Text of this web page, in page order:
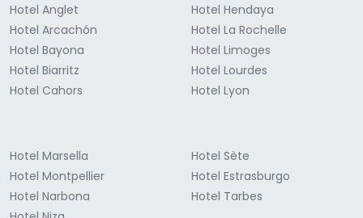
Hotel Anglet
Hotel Arcachón
Hotel Bayona
Hotel Biarritz
Hotel Cahors
Hotel Hendaya
Hotel La Rochelle
Hotel Limoges
Hotel Lourdes
Hotel Lyon
Hotel Marsella
Hotel Montpellier
Hotel Narbona
Hotel Sète
Hotel Estrasburgo
Hotel Tarbes